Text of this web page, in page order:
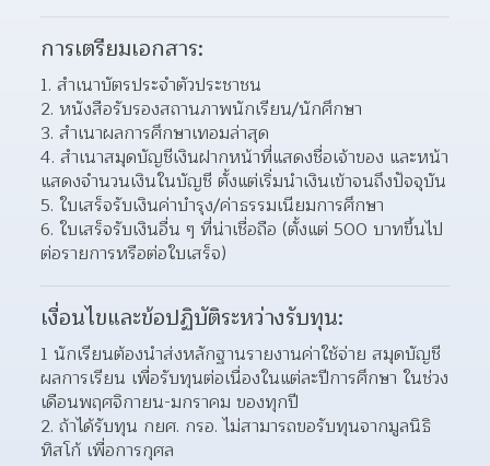
การเตรียมเอกสาร:
1. สำเนาบัตรประจำตัวประชาชน
2. หนังสือรับรองสถานภาพนักเรียน/นักศึกษา
3. สำเนาผลการศึกษาเทอมล่าสุด
4. สำเนาสมุดบัญชีเงินฝากหน้าที่แสดงชื่อเจ้าของ และหน้า
แสดงจำนวนเงินในบัญชี ตั้งแต่เริ่มนำเงินเข้าจนถึงปัจจุบัน
5. ใบเสร็จรับเงินค่าบำรุง/ค่าธรรมเนียมการศึกษา
6. ใบเสร็จรับเงินอื่น ๆ ที่น่าเชื่อถือ (ตั้งแต่ 500 บาทขึ้นไป
ต่อรายการหรือต่อใบเสร็จ)
เงื่อนไขและข้อปฏิบัติระหว่างรับทุน:
1 นักเรียนต้องนำส่งหลักฐานรายงานค่าใช้จ่าย สมุดบัญชี
ผลการเรียน เพื่อรับทุนต่อเนื่องในแต่ละปีการศึกษา ในช่วง
เดือนพฤศจิกายน-มกราคม ของทุกปี
2. ถ้าได้รับทุน กยศ. กรอ. ไม่สามารถขอรับทุนจากมูลนิธิ
ทิสโก้ เพื่อการกุศล